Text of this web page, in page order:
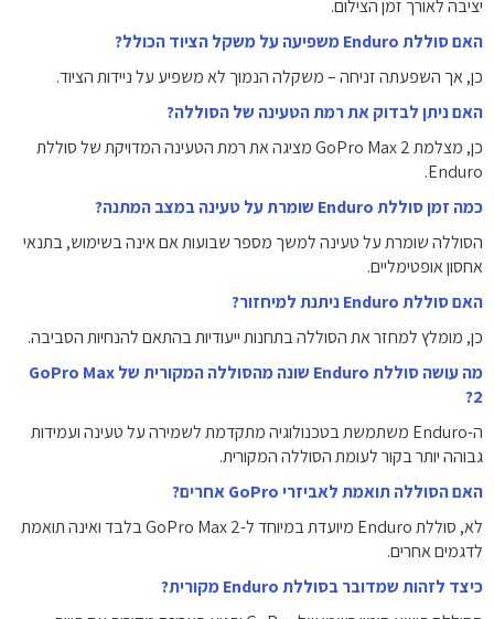
יציבה לאורך זמן הצילום.
האם סוללת Enduro משפיעה על משקל הציוד הכולל?
כן, אך השפעתה זניחה – משקלה הנמוך לא משפיע על ניידות הציוד.
האם ניתן לבדוק את רמת הטעינה של הסוללה?
כן, מצלמת GoPro Max 2 מציגה את רמת הטעינה המדויקת של סוללת
Enduro.
כמה זמן סוללת Enduro שומרת על טעינה במצב המתנה?
הסוללה שומרת על טעינה למשך מספר שבועות אם אינה בשימוש, בתנאי
אחסון אופטימליים.
האם סוללת Enduro ניתנת למיחזור?
כן, מומלץ למחזר את הסוללה בתחנות ייעודיות בהתאם להנחיות הסביבה.
מה עושה סוללת Enduro שונה מהסוללה המקורית של GoPro Max
2?
ה-Enduro משתמשת בטכנולוגיה מתקדמת לשמירה על טעינה ועמידות
גבוהה יותר בקור לעומת הסוללה המקורית.
האם הסוללה תואמת לאביזרי GoPro אחרים?
לא, סוללת Enduro מיועדת במיוחד ל-GoPro Max 2 בלבד ואינה תואמת
לדגמים אחרים.
כיצד לזהות שמדובר בסוללת Enduro מקורית?